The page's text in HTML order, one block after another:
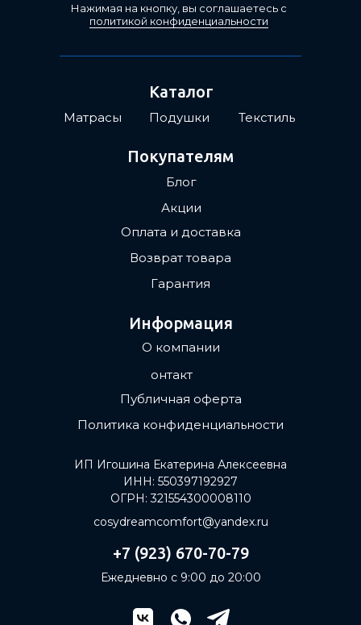
Нажимая на кнопку, вы соглашаетесь с
политикой конфиденциальности
ИП Игошина Екатерина Алексеевна
ИНН: 550397192927
ОГРН: 321554300008110
cosydreamcomfort@yandex.ru
Ежедневно с 9:00 до 20:00
+7 (923) 670-70-79
Покупателям
Блог
Акции
Оплата и доставка
Возврат товара
Гарантия
Каталог
Матрасы Подушки Текстиль
Информация
О компании
Контакты
Публичная оферта
Политика конфиденциальности